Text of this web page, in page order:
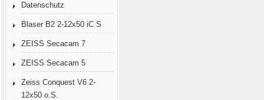
Datenschutz
Blaser B2 2-12x50 iC S
ZEISS Secacam 7
ZEISS Secacam 5
Zeiss Conquest V6 2-
12x50 o.S.